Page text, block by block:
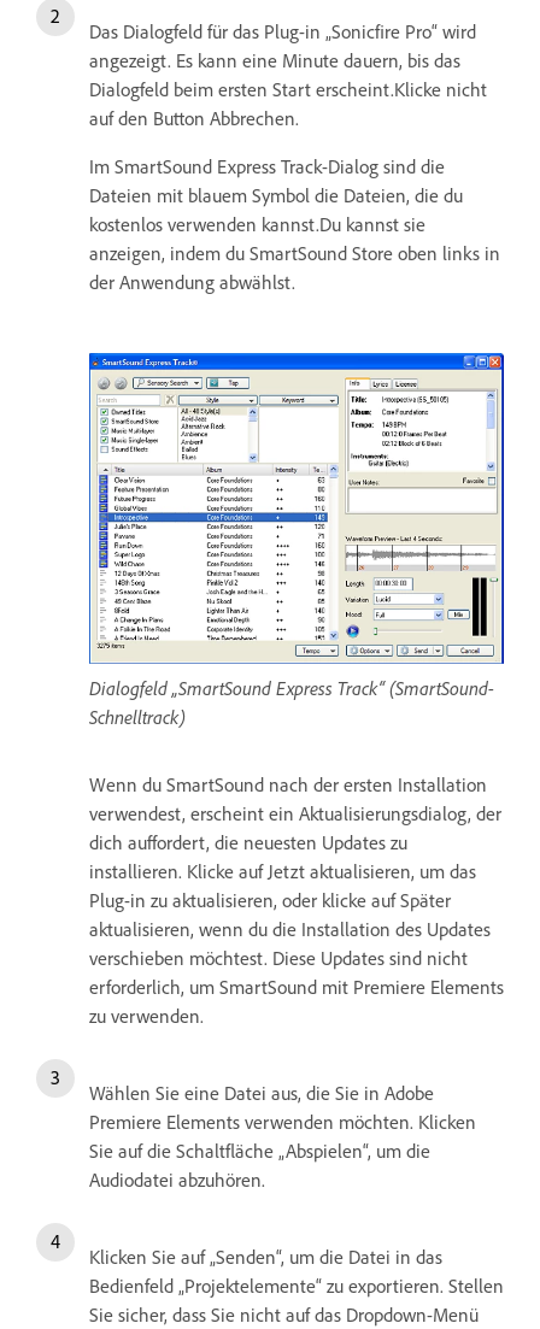
Das Dialogfeld für das Plug-in „Sonicfire Pro“ wird
angezeigt. Es kann eine Minute dauern, bis das
Dialogfeld beim ersten Start erscheint.Klicke nicht
auf den Button Abbrechen.
Im SmartSound Express Track-Dialog sind die
Dateien mit blauem Symbol die Dateien, die du
kostenlos verwenden kannst.Du kannst sie
anzeigen, indem du SmartSound Store oben links in
der Anwendung abwählst.
Dialogfeld „SmartSound Express Track“ (SmartSound-
Schnelltrack)
Wenn du SmartSound nach der ersten Installation
verwendest, erscheint ein Aktualisierungsdialog, der
dich auffordert, die neuesten Updates zu
installieren. Klicke auf Jetzt aktualisieren, um das
Plug-in zu aktualisieren, oder klicke auf Später
aktualisieren, wenn du die Installation des Updates
verschieben möchtest. Diese Updates sind nicht
erforderlich, um SmartSound mit Premiere Elements
zu verwenden.
Wählen Sie eine Datei aus, die Sie in Adobe
Premiere Elements verwenden möchten. Klicken
Sie auf die Schaltfläche „Abspielen“, um die
Audiodatei abzuhören.
Klicken Sie auf „Senden“, um die Datei in das
Bedienfeld „Projektelemente“ zu exportieren. Stellen
Sie sicher, dass Sie nicht auf das Dropdown-Menü